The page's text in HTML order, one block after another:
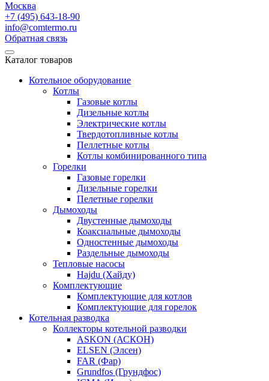
Москва
+7 (495) 643-18-90
info@comtermo.ru
Обратная связь
Каталог товаров
Котельное оборудование
Котлы
Газовые котлы
Дизельные котлы
Электрические котлы
Твердотопливные котлы
Пеллетные котлы
Котлы комбинированного типа
Горелки
Газовые горелки
Дизельные горелки
Пелетные горелки
Дымоходы
Двустенные дымоходы
Коаксиальные дымоходы
Одностенные дымоходы
Раздельные дымоходы
Тепловые насосы
Hajdu (Хайду)
Комплектующие
Комплектующие для котлов
Комплектующие для горелок
Котельная разводка
Коллекторы котельной разводки
ASKON (АСКОН)
ELSEN (Элсен)
FAR (Фар)
Grundfos (Грундфос)